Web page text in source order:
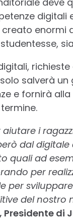
digitali
enormi
salverà
e fornirà
i
dal
quali ad
per
per
del nostro
Presidente di